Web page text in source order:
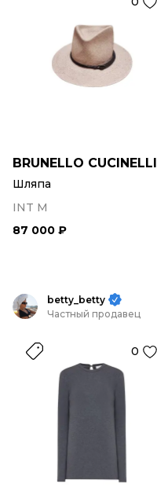
BRUNELLO CUCINELLI
Шляпа
INT M
87 000 ₽
betty_betty
Частный продавец
0